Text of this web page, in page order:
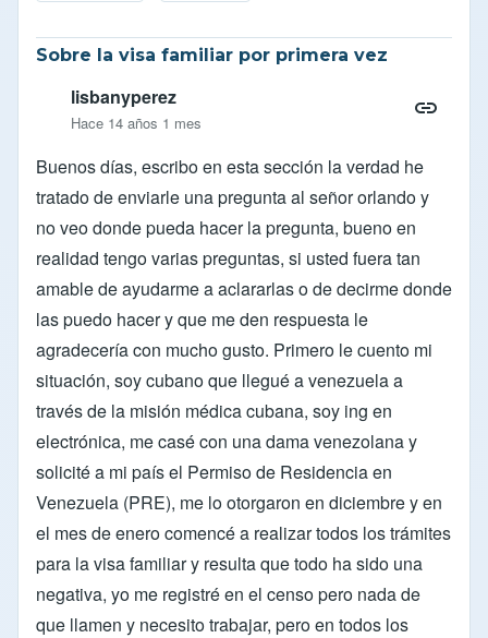
Sobre la visa familiar por primera vez
lisbanyperez
Hace 14 años 1 mes
Buenos días, escribo en esta sección la verdad he
tratado de enviarle una pregunta al señor orlando y
no veo donde pueda hacer la pregunta, bueno en
realidad tengo varias preguntas, si usted fuera tan
amable de ayudarme a aclararlas o de decirme donde
las puedo hacer y que me den respuesta le
agradecería con mucho gusto. Primero le cuento mi
situación, soy cubano que llegué a venezuela a
través de la misión médica cubana, soy ing en
electrónica, me casé con una dama venezolana y
solicité a mi país el Permiso de Residencia en
Venezuela (PRE), me lo otorgaron en diciembre y en
el mes de enero comencé a realizar todos los trámites
para la visa familiar y resulta que todo ha sido una
negativa, yo me registré en el censo pero nada de
que llamen y necesito trabajar, pero en todos los